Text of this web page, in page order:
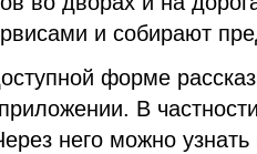
и собирают
форме
В
него можно